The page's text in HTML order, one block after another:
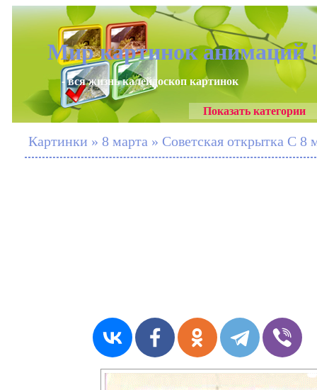
Мир картинок анимаций
- вся жизнь калейдоскоп картинок
Показать категории
Картинки » 8 марта » Советская открытка С 8